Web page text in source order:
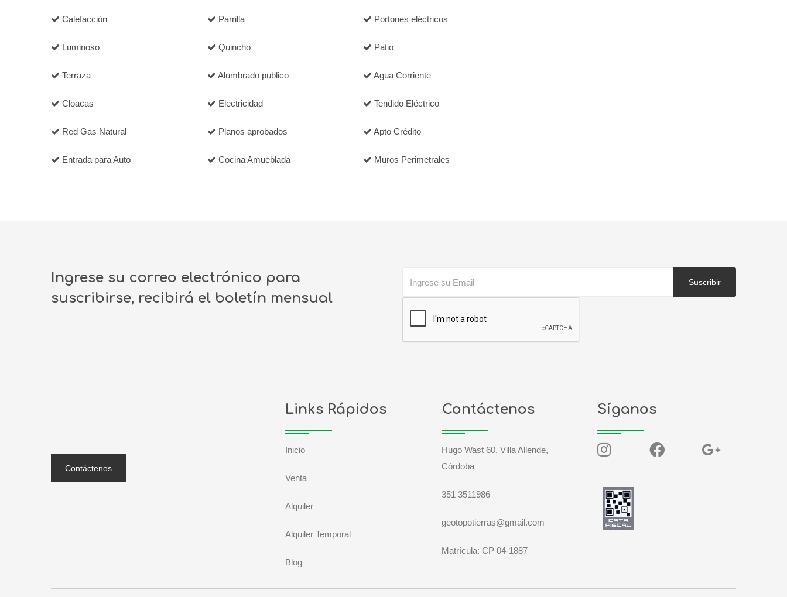
Calefacción Parrilla Portones eléctricos
Luminoso Quincho Patio
Terraza Alumbrado publico Agua Corriente
Cloacas Electricidad Tendido Eléctrico
Red Gas Natural Planos aprobados Apto Crédito
Entrada para Auto Cocina Amueblada Muros Perimetrales
Ingrese su correo electrónico para
suscribirse, recibirá el boletín mensual
Suscribir
Contáctenos
Links Rápidos
Inicio
Venta
Alquiler
Alquiler Temporal
Blog
Contáctenos
Hugo Wast 60, Villa Allende,
Córdoba
351 3511986
geotopotierras@gmail.com
Matrícula: CP 04-1887
Síganos